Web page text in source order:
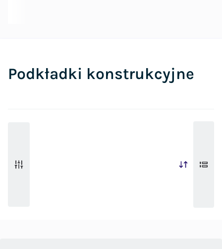
Podkładki konstrukcyjne